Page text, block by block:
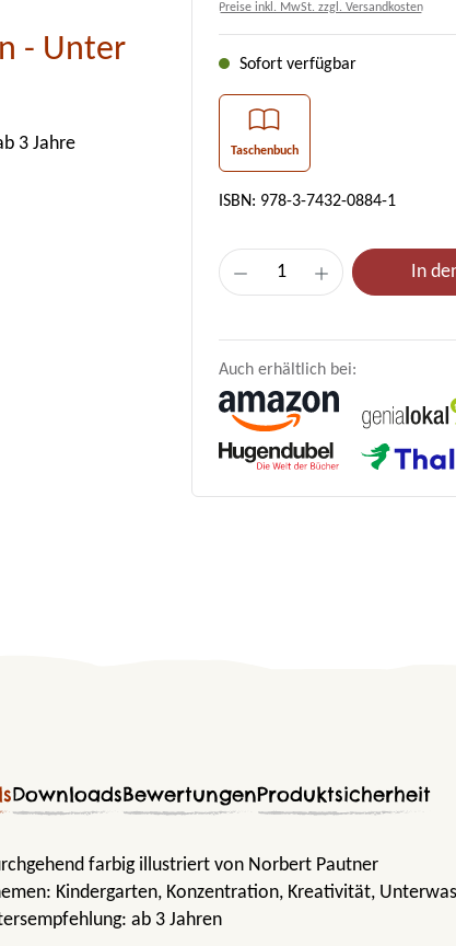
- Unter
3 Jahre
Preise inkl. MwSt. zzgl. Versandkosten
Sofort verfügbar
Taschenbuch
ISBN: 978-3-7432-0884-1
Produkt Anzahl: Gib
In
Auch erhältlich bei:
DownloadsBewertungenProduktsicherheit
farbig illustriert von Norbert Pautner
Kindergarten, Konzentration, Kreativität,
ab 3 Jahren